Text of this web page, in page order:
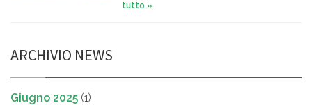
tutto »
ARCHIVIO NEWS
Giugno 2025 (1)